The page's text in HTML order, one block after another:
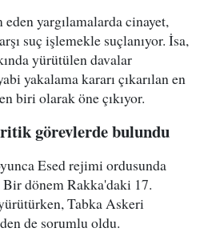
yargılamalarda cinayet,
suç işlemekle suçlanıyor. İsa,
yürütülen davalar
yakalama kararı çıkarılan en
biri olarak öne çıkıyor.
görevlerde bulundu
Esed rejimi ordusunda
dönem Rakka'daki 17.
Tabka Askeri
de sorumlu oldu.